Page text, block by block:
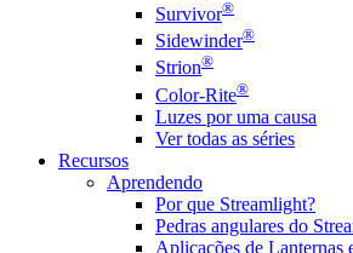
Survivor®
Sidewinder®
Strion®
Color-Rite®
Luzes por uma causa
Ver todas as séries
Recursos
Aprendendo
Por que Streamlight?
Pedras angulares do
Aplicações de Lanternas